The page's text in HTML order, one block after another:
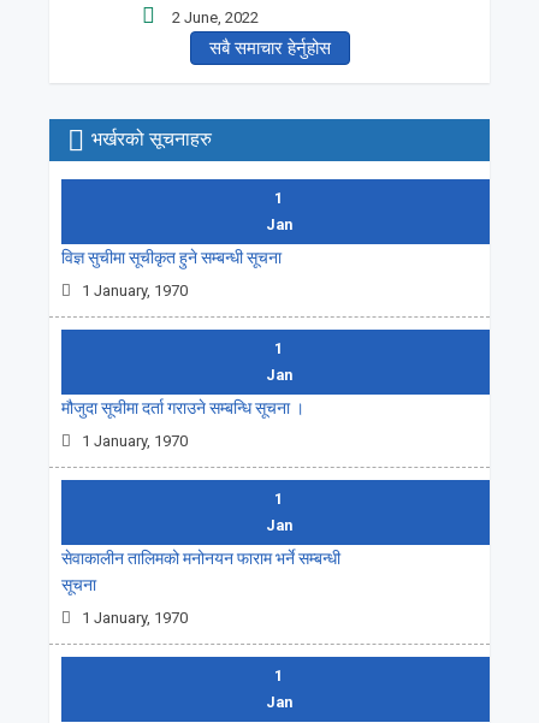
2 June, 2022
सबै समाचार हेर्नुहोस
भर्खरको सूचनाहरु
1
Jan
विज्ञ सुचीमा सूचीकृत हुने सम्बन्धी सूचना
1 January, 1970
1
Jan
मौजुदा सूचीमा दर्ता गराउने सम्बन्धि सूचना ।
1 January, 1970
1
Jan
सेवाकालीन तालिमको मनोनयन फाराम भर्ने सम्बन्धी
सूचना
1 January, 1970
1
Jan